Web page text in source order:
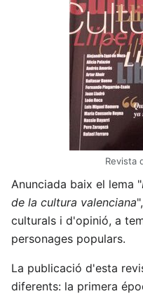
Revista
Anunciada baix el lema "
de la cultura valenciana
culturals i d'opinió, a
personages populars.
La publicació d'esta
diferents: la primera